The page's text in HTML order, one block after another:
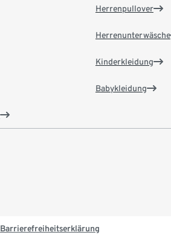
Herrenpullover
Herrenunterwäsche
Kinderkleidung
Babykleidung
Barrierefreiheitserklärung